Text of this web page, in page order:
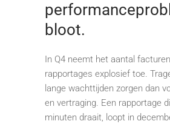
bloot.
In Q4 neemt het aantal
rapportages explosief toe.
lange wachttijden zorgen dan
en vertraging. Een rapportage
minuten draait, loopt in